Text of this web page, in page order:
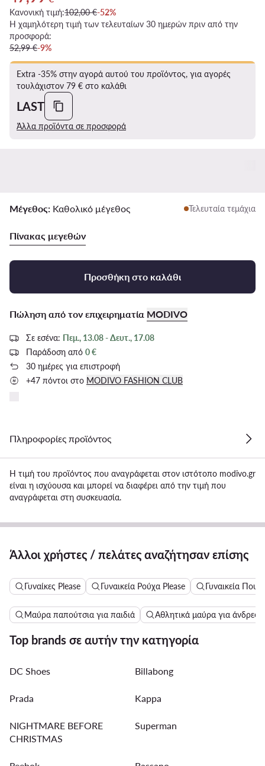
Κανονική τιμή:102,00 €-52%
Η χαμηλότερη τιμή των τελευταίων 30 ημερών πριν από την
προσφορά:
52,99 €-9%
Extra -35% στην αγορά αυτού του προϊόντος, για αγορές
τουλάχιστον 79 € στο καλάθι
LAST
Άλλα προϊόντα σε προσφορά
Μέγεθος: Καθολικό μέγεθος Τελευταία τεμάχια
Πίνακας μεγεθών
Προσθήκη στο καλάθι
Πώληση από τον επιχειρηματία MODIVO
Σε εσένα: Πεμ., 13.08 - Δευτ., 17.08
Παράδοση από 0 €
30 ημέρες για επιστροφή
+47 πόντοι στο MODIVO FASHION CLUB
Πληροφορίες προϊόντος
Η τιμή του προϊόντος που αναγράφεται στον ιστότοπο modivo.gr
είναι η ισχύουσα και μπορεί να διαφέρει από την τιμή που
αναγράφεται στη συσκευασία.
Άλλοι χρήστες / πελάτες αναζήτησαν επίσης
Γυναίκες Please Γυναικεία Ρούχα Please Γυναικεία
Μαύρα παπούτσια για παιδιά Αθλητικά μαύρα για άνδρες
Top brands σε αυτήν την κατηγορία
DC Shoes Billabong
Prada Kappa
NIGHTMARE BEFORE
CHRISTMAS
Superman